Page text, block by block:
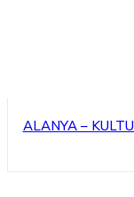
ALANYA –